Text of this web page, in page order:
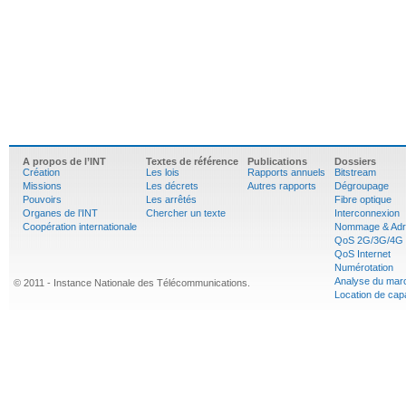
A propos de l’INT
Création
Missions
Pouvoirs
Organes de l’INT
Coopération internationale
Textes de référence
Les lois
Les décrets
Les arrêtés
Chercher un texte
Publications
Rapports annuels
Autres rapports
Dossiers
Bitstream
Dégroupage
Fibre optique
Interconnexion
Nommage &
QoS 2G/3G/4G
QoS Internet
Numérotation
Analyse du
Location de
© 2011 - Instance Nationale des Télécommunications.